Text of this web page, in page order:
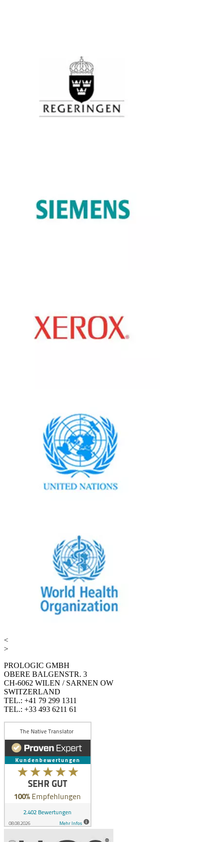
<
>
PROLOGIC GMBH
OBERE BALGENSTR. 3
CH-6062 WILEN / SARNEN OW
SWITZERLAND
TEL.: +41 79 299 1311
TEL.: +33 493 6211 61